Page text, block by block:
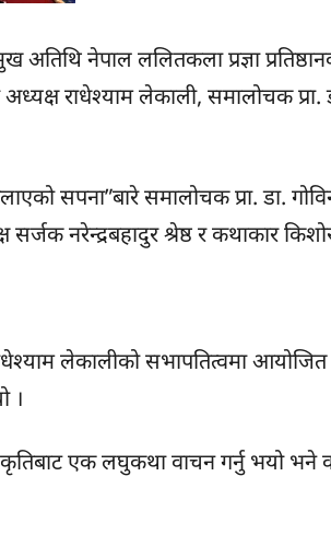
अतिथि नेपाल ललितकला प्रज्ञा
अध्यक्ष राधेश्याम लेकाली, समालोचक प्रा.
सपना”बारे समालोचक प्रा. डा.
सर्जक नरेन्द्रबहादुर श्रेष्ठ र कथाकार
लेकालीको सभापतित्वमा आयोजित
।
कृतिबाट एक लघुकथा वाचन गर्नु भयो भने